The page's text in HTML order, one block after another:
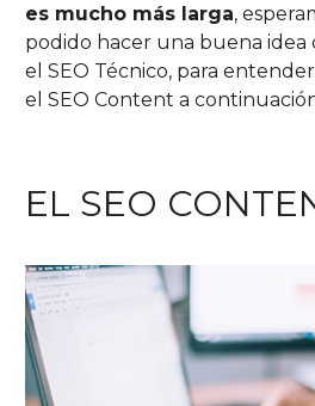
es mucho más larga,
podido hacer una buena idea
el SEO Técnico, para
el SEO Content a
EL SEO